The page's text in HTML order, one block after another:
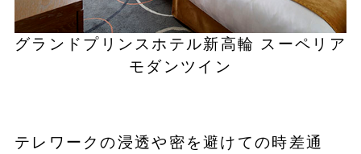
グランドプリンスホテル新高輪 スーペリア
モダンツイン
テレワークの浸透や密を避けての時差通